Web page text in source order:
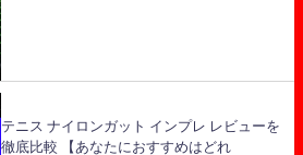
テニス ナイロンガット インプレ レビューを
徹底比較 【あなたにおすすめはどれ